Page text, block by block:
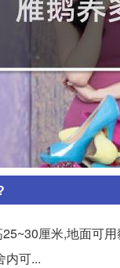
厘米,地面可
内可...